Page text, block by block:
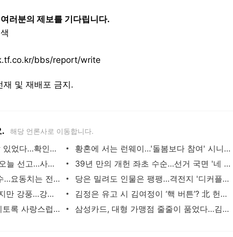
'채상병 순직 책임' 임성근 오늘 선고…사건 1024일만 - 사회 | 기사 - 더팩트
[TF씨네리뷰] '교생실습', 이토록 사랑스럽고 의미 있는 호러라니 - 연예 | 기사 - 더팩트